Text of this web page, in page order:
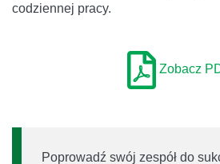
codziennej pracy.
Zobacz
Poprowadź swój zespół do